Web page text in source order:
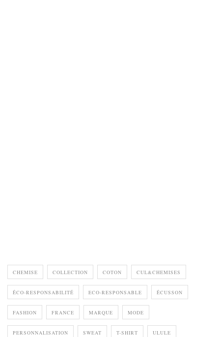
CHEMISE COLLECTION COTON CUL&CHEMISES
ÉCO-RESPONSABILITÉ ECO-RESPONSABLE ÉCUSSON
FASHION FRANCE MARQUE MODE
PERSONNALISATION SWEAT T-SHIRT ULULE